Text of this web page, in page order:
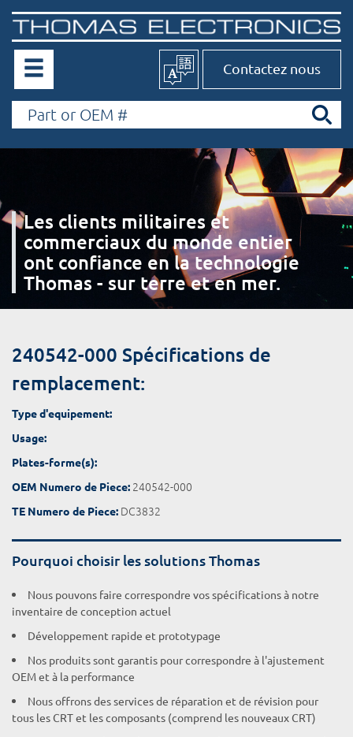
Contactez nous
Les clients militaires et
commerciaux du monde entier
ont confiance en la technologie
Thomas - sur terre et en mer.
240542-000 Spécifications de
remplacement:
Type d'equipement:
Usage:
Plates-forme(s):
OEM Numero de Piece: 240542-000
TE Numero de Piece: DC3832
Pourquoi choisir les solutions Thomas
Nous pouvons faire correspondre vos spécifications à notre
inventaire de conception actuel
Développement rapide et prototypage
Nos produits sont garantis pour correspondre à l'ajustement
OEM et à la performance
Nous offrons des services de réparation et de révision pour
tous les CRT et les composants (comprend les nouveaux CRT)